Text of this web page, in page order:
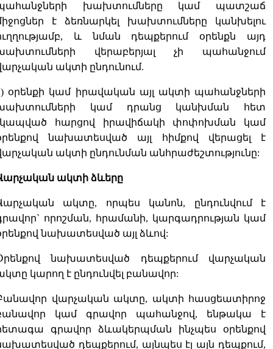
խախտումները կամ պատշաճ
է ձեռնարկել խախտումները կանխելու
և նման դեպքերում օրենքն այդ
վերաբերյալ չի պահանջում
ակտի ընդունում.
օրենքի կամ իրավական այլ ակտի պահանջների
կամ դրանց կանխման հետ
հարցով իրավիճակի փոփոխման կամ
նախատեսված այլ հիմքով վերացել է
ակտի ընդունման անհրաժեշտությունը:
ակտի ձևերը
ակտը, որպես կանոն, ընդունվում է
որոշման, հրամանի, կարգադրության կամ
նախատեսված այլ ձևով:
նախատեսված դեպքերում վարչական
կարող է ընդունվել բանավոր:
վարչական ակտը, ակտի հասցեատիրոջ
կամ գրավոր պահանջով, ենթակա է
գրավոր ձևակերպման ինչպես օրենքով
դեպքերում, այնպես էլ այն դեպքում,